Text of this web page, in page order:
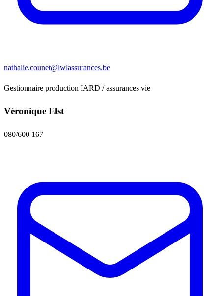
nathalie.counet@lwlassurances.be
Gestionnaire production IARD / assurances vie
Véronique Elst
080/600 167